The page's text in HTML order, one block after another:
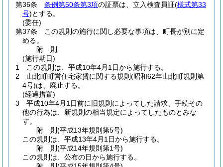
第36条
条例第60条第3項の証票は、立入検査員証(様式第33
号)とする。
(委任)
第37条
この規則の施行に関し必要な事項は、町長が別に定
める。
附 則
(施行期日)
1
この規則は、平成10年4月1日から施行する。
2
山北町町営住宅家賃に関する規則 (昭和62年山北町規則第
4号)は、廃止する。
(経過措置)
3
平成10年4月1日前に旧規則によってした請求、手続その
他の行為は、新規則の相当規定によってしたものとみな
す。
附 則(平成13年規則第5号)
この規則は、平成13年4月1日から施行する。
附 則(平成14年規則第1号)
この規則は、公布の日から施行する。